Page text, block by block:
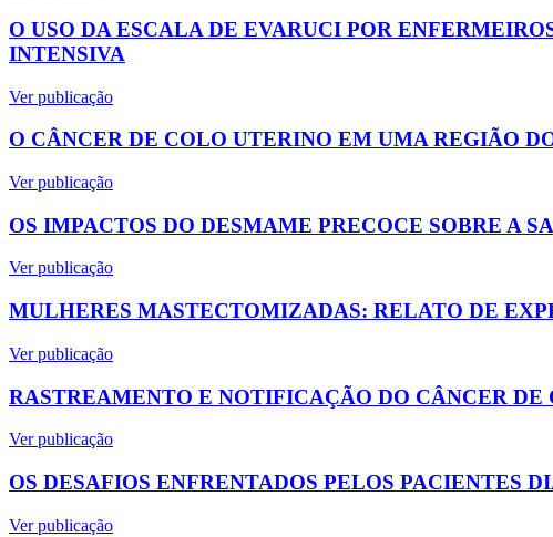
O USO DA ESCALA DE EVARUCI POR
INTENSIVA
Ver publicação
O CÂNCER DE COLO UTERINO EM UMA REGIÃO
Ver publicação
OS IMPACTOS DO DESMAME PRECOCE SOBRE A
Ver publicação
MULHERES MASTECTOMIZADAS: RELATO DE
Ver publicação
RASTREAMENTO E NOTIFICAÇÃO DO CÂNCER
Ver publicação
OS DESAFIOS ENFRENTADOS PELOS PACIENTES
Ver publicação